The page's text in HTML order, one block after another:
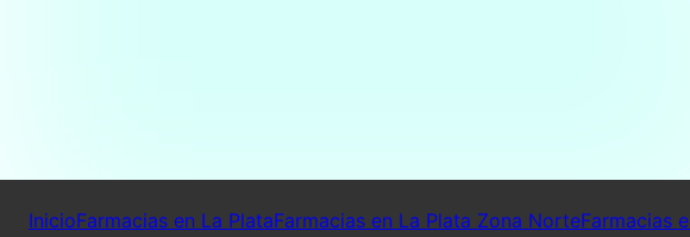
InicioFarmacias en La PlataFarmacias en La Plata Zona NorteFarmacias